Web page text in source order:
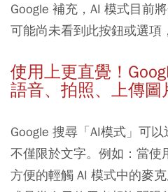
Google 補充，AI 模式目前
可能尚未看到此按鈕或選項
使用上更直覺！
語音、拍照、上傳圖
Google 搜尋「AI模式」可
不僅限於文字。例如：當使
方便的輕觸 AI 模式中的麥